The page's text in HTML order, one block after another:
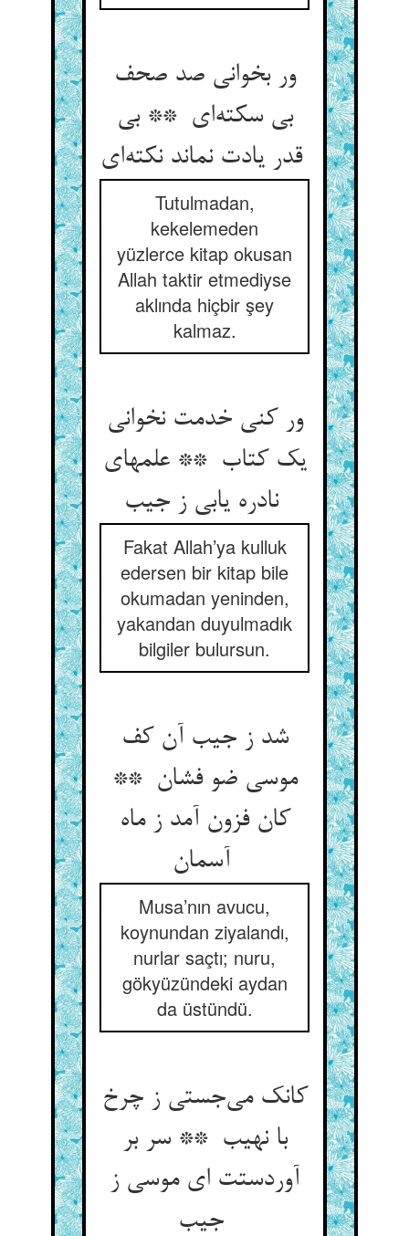
ور بخوانی صد صحف
بی سکته‌ای ** بی
قدر یادت نماند نکته‌ای
Tutulmadan,
kekelemeden
yüzlerce kitap okusan
Allah taktir etmediyse
aklında hiçbir şey
kalmaz.
ور کنی خدمت نخوانی
یک کتاب ** علمهای
نادره یابی ز جیب
Fakat Allah’ya kulluk
edersen bir kitap bile
okumadan yeninden,
yakandan duyulmadık
bilgiler bulursun.
شد ز جیب آن کف
موسی ضو فشان **
کان فزون آمد ز ماه
Musa’nın avucu,
koynundan ziyalandı,
nurlar saçtı; nuru,
gökyüzündeki aydan
da üstündü.
کانک می‌جستی ز چرخ
با نهیب ** سر بر
آوردستت ای موسی ز